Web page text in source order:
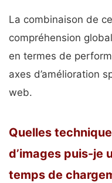
La combinaison de
compréhension
en termes de
axes d’amélioration
web.
Quelles
d’images puis-je
temps de